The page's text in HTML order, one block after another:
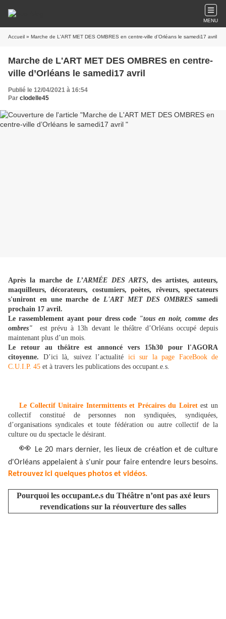
MENU
Accueil » Marche de L'ART MET DES OMBRES en centre-ville d’Orléans le samedi17 avril
Marche de L'ART MET DES OMBRES en centre-
ville d’Orléans le samedi17 avril
Publié le 12/04/2021 à 16:54
Par clodelle45
Après la marche deL’ARMÉE DES ARTS, des artistes, auteurs,
maquilleurs, décorateurs, costumiers, poètes, rêveurs, spectateurs
s'uniront en une marche de L'ART MET DES OMBRES samedi
prochain 17 avril.
Le rassemblement ayant pour dress code "tous en noir, comme des
ombres"
est prévu à 13h devant le théâtre d’Orléans occupé depuis
maintenant plus d’un mois.
Le retour au théâtre est annoncé vers 15h30 pour l'AGORA
citoyenne. D’ici là, suivez l’actualité ici sur la page FaceBook de
C.U.I.P. 45 et à travers les publications des occupant.e.s.
Le Collectif Unitaire Intermittents et Précaires du Loiretest un
collectif constitué de personnes non syndiquées, syndiquées,
d’organisations syndicales et toute fédération ou autre collectif de la
culture ou du spectacle le désirant.
👀
Le 20 mars dernier, les lieux de création et de culture
d'Orléans appelaient à s'unir pour faire entendre leurs besoins.
Retrouvez ici quelques photos et vidéos.
Pourquoi les occupant.e.s du Théâtre n’ont pas axé leurs
revendications sur la réouverture des salles